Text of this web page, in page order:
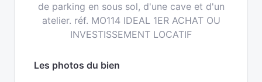
de parking en sous sol, d'une cave et d'un
atelier. réf. MO114 IDEAL 1ER ACHAT OU
INVESTISSEMENT LOCATIF
Les photos du bien